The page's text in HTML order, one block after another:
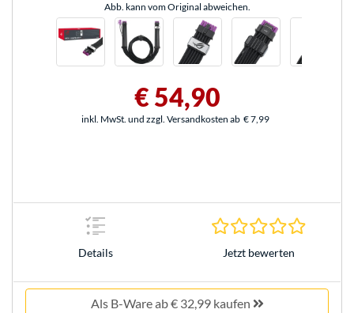
Abb. kann vom Original abweichen.
€ 54,90
inkl. MwSt. und zzgl. Versandkosten ab € 7,99
Details Jetzt bewerten
Als B-Ware ab € 32,99 kaufen